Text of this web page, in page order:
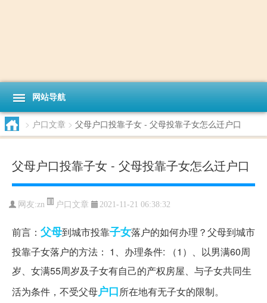
网站导航
> 户口文章 > 父母户口投靠子女 - 父母投靠子女怎么迁户口
父母户口投靠子女 - 父母投靠子女怎么迁户口
网友:zn 户口文章 2021-11-21 06:38:32
前言： 父母到城市投靠子女落户的如何办理？父母到城市
投靠子女落户的方法： 1、办理条件: （1）、以男满60周
岁、女满55周岁及子女有自己的产权房屋、与子女共同生
活为条件，不受父母户口所在地有无子女的限制。